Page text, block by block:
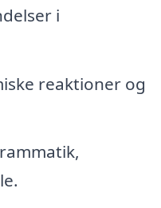
i
reaktioner og